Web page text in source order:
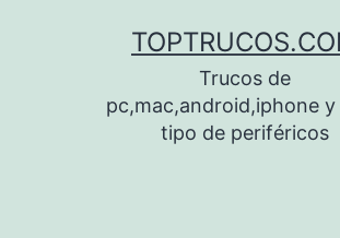
Trucos de
pc,mac,android,iphone
tipo de periféricos